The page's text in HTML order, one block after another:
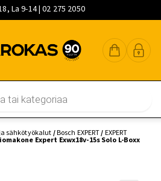
La 9-14 | 02 275 2050
sähkötyökalut /Bosch EXPERT / EXPERT
Expert Exwx18v-15s Solo L-Boxx